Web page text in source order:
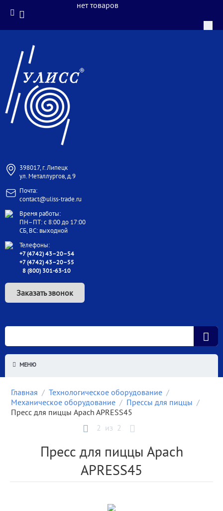
398017, г. Липецк
ул. Металлургов, д.9
Почта:
contact@uliss-trade.ru
Время работы:
ПН–ПТ: с 8:00 до 17:00
СБ, ВС: выходной
Телефоны:
+7 (4742) 43–20–54
+7 (4742) 43–20–55
8 (800) 301-63-10
Заказать звонок
нет товаров
МЕНЮ
Главная / Технологическое оборудование /
Механическое оборудование / Прессы для пиццы /
Пресс для пиццы Apach APRESS45
2 из 2
Пресс для пиццы Apach
APRESS45